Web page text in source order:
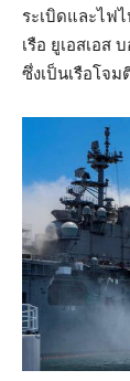
ระเบิดและไฟ
เรือ ยูเอสเอส
ซึ่งเป็นเรือโจ